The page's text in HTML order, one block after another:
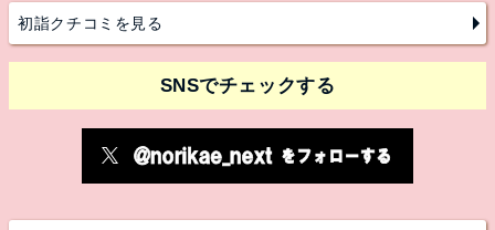
初詣クチコミを見る
SNSでチェックする